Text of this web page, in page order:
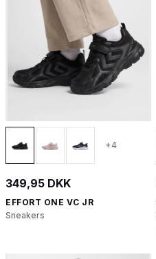
+4
349,95 DKK
EFFORT ONE VC JR
Sneakers